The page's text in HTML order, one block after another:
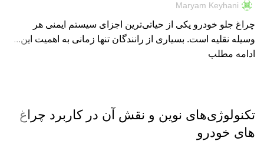
Maryam Keyhani
چراغ جلو خودرو یکی از حیاتی‌ترین اجزای سیستم ایمنی هر
وسیله نقلیه است. بسیاری از رانندگان تنها زمانی به اهمیت این...
ادامه مطلب
تکنولوژی‌های نوین و نقش آن در کاربرد چراغ‌
های خودرو